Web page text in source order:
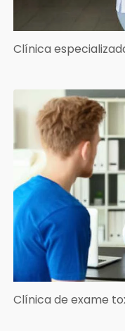
Clínica
Clínica de exame